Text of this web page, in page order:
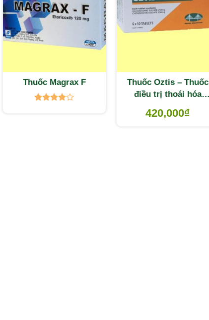
Thuốc Magrax F
Thuốc Oztis – Thuốc
điều trị thoái hóa
420,000₫